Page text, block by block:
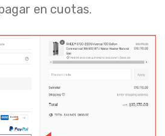
en cuotas.